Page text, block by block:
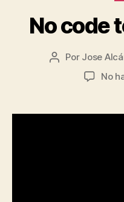
No code
Autor
Por Jose
No